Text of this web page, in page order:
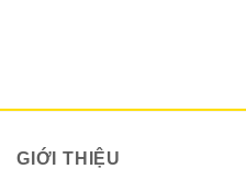
GIỚI THIỆU